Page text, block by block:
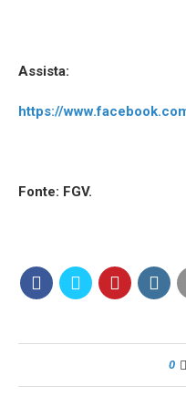
Assista:
https://
Fonte: FGV.
0